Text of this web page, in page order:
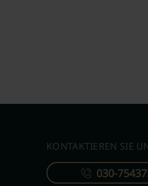
KONTAKTIEREN SIE
030-